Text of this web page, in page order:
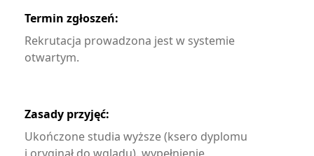
Termin zgłoszeń:
Rekrutacja prowadzona jest w systemie
otwartym.
Zasady przyjęć:
Ukończone studia wyższe (ksero dyplomu